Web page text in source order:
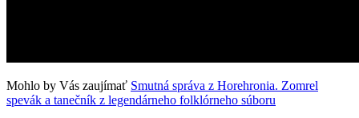
Mohlo by Vás zaujímať Smutná správa z Horehronia. Zomrel
spevák a tanečník z legendárneho folklórneho súboru